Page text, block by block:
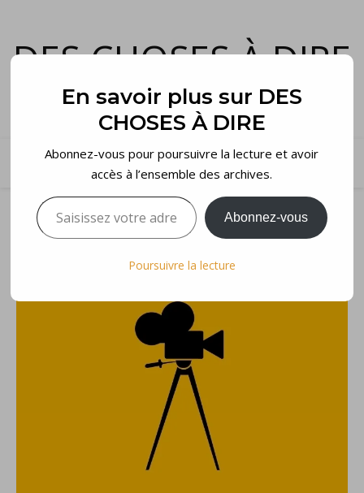
DES CHOSES À DIRE
et voilà…
En savoir plus sur DES
CHOSES À DIRE
Abonnez-vous pour poursuivre la lecture et avoir
accès à l’ensemble des archives.
Saisissez votre adresse e-mail…
Abonnez-vous
Poursuivre la lecture